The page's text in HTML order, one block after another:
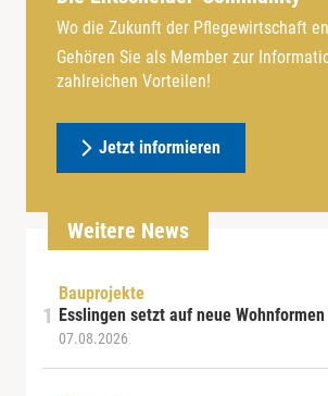
Wo die Zukunft der Pflegewirtschaft
Gehören Sie als Member zur
zahlreichen Vorteilen!
Jetzt informieren
Weitere News
Bauprojekte
Esslingen setzt auf neue Wohnformen
07.08.2026